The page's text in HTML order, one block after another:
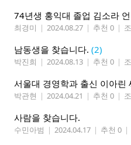
74년생 홍익대 졸업 김소라
최경미 | 2024.08.27 | 추천 0 |
남동생을 찾습니다. (2)
박진희 | 2024.08.13 | 추천 0 |
서울대 경영학과 출신 이아린
박관현 | 2024.04.21 | 추천 0 |
사람을 찾습니다.
수민아범 | 2024.04.17 | 추천 0 |